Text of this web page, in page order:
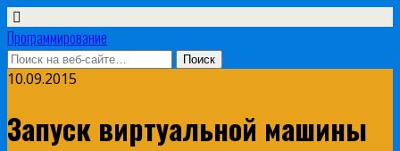
Программирование
10.09.2015
Запуск виртуальной машины